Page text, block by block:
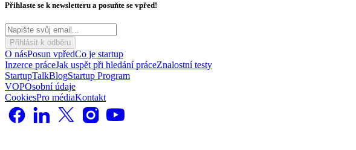
Přihlaste se k newsletteru a posuňte se vpřed!
Přihlásit k odběru
O násPosun vpředCo je startup
Inzerce práceJak uspět při hledání práceZnalostní testy
StartupTalkBlogStartup Program
VOPOsobní údaje
CookiesPro médiaKontakt